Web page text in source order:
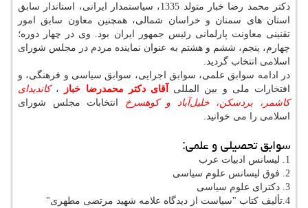
دکتر محمد رضا خبار متولد 1335، سیاستمدار ایرانی، استاندار سابق
استان های سمنان و خراسان شمالی، همچنین معاون سابق امور
تقنینی معاونت پارلمانی رئیس جمهور ایران بود. وی در چهار دوره؛
چهارم، پنجم، ششم و هشتم به عنوان نماینده مردم در مجلس شورای
اسلامی انتخاب گردید.
در ادامه سوابق علمی، سوابق اجرایی، سوابق سیاسی و فرهنگی، و
افتخارات ملی و بین المللی آقای دکتر محمدرضا خباز ،کاندیدای
کاشمر، بردسکن، خلیل‌آباد و کوهسرخ انتخابات مجلس شورای
اسلامی را می خوانید.
سوابق تحصیلی و علمی:
1. لیسانس ادبیات عرب
2. فوق لیسانس علوم سیاسی
3. دکترای علوم سیاسی
4.تألیف کتاب "سیاست از دیدگاه علامه شهید مرتضی مطهری"